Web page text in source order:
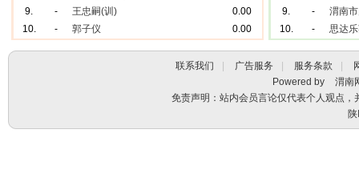
9.
- 王忠嗣(训)
0.00
10.
- 郭子仪 0.00
9.
-
渭南
10.
- 思达
联系我们 广告服务 服务条款
Powered by
渭南
免责声明：站内会员言论仅代表个人观点